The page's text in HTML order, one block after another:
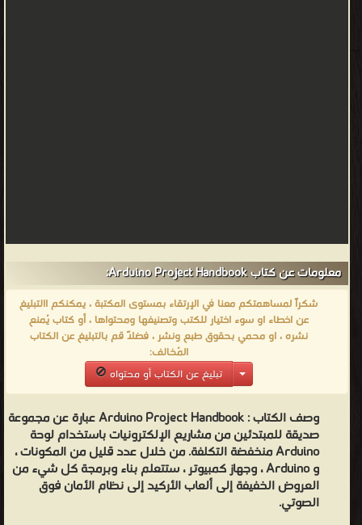
معلومات عن كتاب Arduino Project Handbook:
شكراً لمساهمتكم معنا في الإرتقاء بمستوى المكتبة ، يمكنكم االتبليغ
عن اخطاء او سوء اختيار للكتب وتصنيفها ومحتواها ، أو كتاب يُمنع
نشره ، او محمي بحقوق طبع ونشر ، فضلاً قم بالتبليغ عن الكتاب
المُخالف:
تبليغ عن الكتاب أو محتواه
وصف الكتاب : Arduino Project Handbook عبارة عن مجموعة
صديقة للمبتدئين من مشاريع الإلكترونيات باستخدام لوحة
Arduino منخفضة التكلفة. من خلال عدد قليل من المكونات ،
و Arduino ، وجهاز كمبيوتر ، ستتعلم بناء وبرمجة كل شيء من
العروض الخفيفة إلى ألعاب الأركيد إلى نظام الأمان فوق
الصوتي.